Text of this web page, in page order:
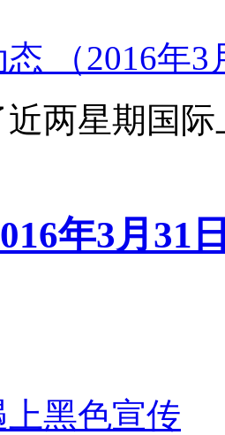
态 （2016年
两星期国
年3月31
黑色宣传